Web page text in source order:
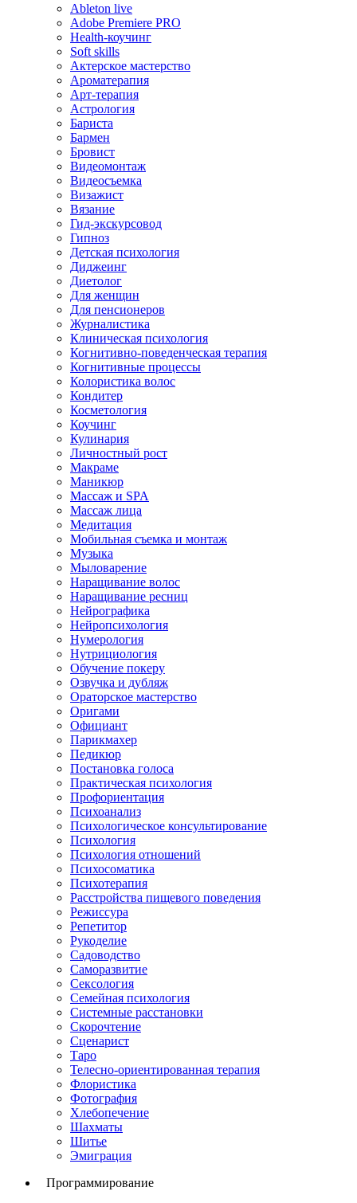
Ableton live
Adobe Premiere PRO
Health-коучинг
Soft skills
Актерское мастерство
Ароматерапия
Арт-терапия
Астрология
Бариста
Бармен
Бровист
Видеомонтаж
Видеосъемка
Визажист
Вязание
Гид-экскурсовод
Гипноз
Детская психология
Диджеинг
Диетолог
Для женщин
Для пенсионеров
Журналистика
Клиническая психология
Когнитивно-поведенческая терапия
Когнитивные процессы
Колористика волос
Кондитер
Косметология
Коучинг
Кулинария
Личностный рост
Макраме
Маникюр
Массаж и SPA
Массаж лица
Медитация
Мобильная съемка и монтаж
Музыка
Мыловарение
Наращивание волос
Наращивание ресниц
Нейрографика
Нейропсихология
Нумерология
Нутрициология
Обучение покеру
Озвучка и дубляж
Ораторское мастерство
Оригами
Официант
Парикмахер
Педикюр
Постановка голоса
Практическая психология
Профориентация
Психоанализ
Психологическое консультирование
Психология
Психология отношений
Психосоматика
Психотерапия
Расстройства пищевого поведения
Режиссура
Репетитор
Рукоделие
Садоводство
Саморазвитие
Сексология
Семейная психология
Системные расстановки
Скорочтение
Сценарист
Таро
Телесно-ориентированная терапия
Флористика
Фотография
Хлебопечение
Шахматы
Шитье
Эмиграция
Программирование